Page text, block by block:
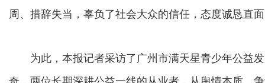
周、措辞失当，辜负了社会大众的信任，态度诚恳直
为此，本报记者采访了广州市满天星青少年公益发